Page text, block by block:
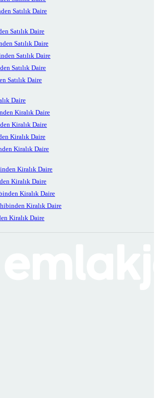
Satılık Daire
Satılık Daire
Satılık Daire
Satılık Daire
Satılık Daire
Satılık Daire
Daire
Kiralık Daire
Kiralık Daire
Kiralık Daire
Kiralık Daire
Kiralık Daire
Kiralık Daire
Kiralık Daire
Kiralık Daire
Kiralık Daire